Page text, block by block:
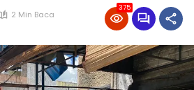
2 Min Baca
375